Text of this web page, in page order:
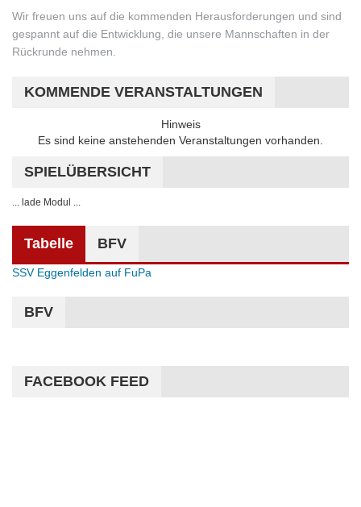
Wir freuen uns auf die kommenden Herausforderungen und sind
gespannt auf die Entwicklung, die unsere Mannschaften in der
Rückrunde nehmen.
KOMMENDE VERANSTALTUNGEN
Hinweis
Es sind keine anstehenden Veranstaltungen vorhanden.
SPIELÜBERSICHT
... lade Modul ...
Tabelle BFV
SSV Eggenfelden auf FuPa
BFV
FACEBOOK FEED